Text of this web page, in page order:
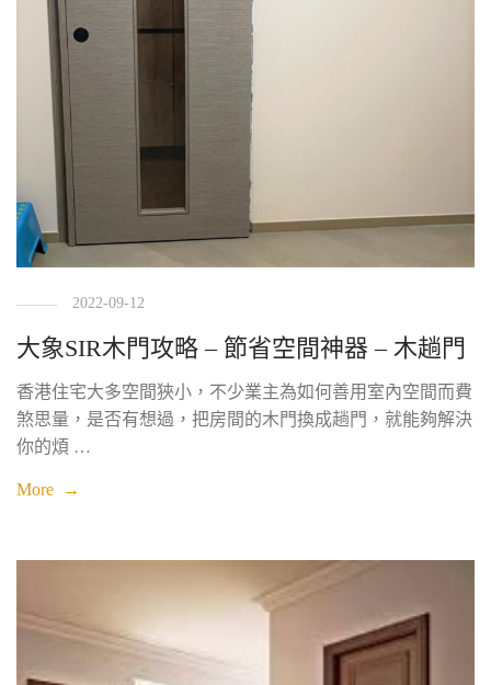
2022-09-12
大象SIR木門攻略 – 節省空間神器 – 木趟門
香港住宅大多空間狹小，不少業主為如何善用室內空間而費
煞思量，是否有想過，把房間的木門換成趟門，就能夠解決
你的煩 …
More →